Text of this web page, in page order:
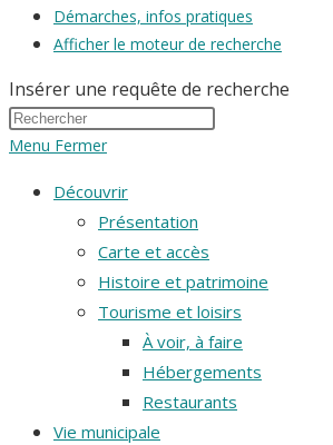
Démarches, infos pratiques
Afficher le moteur de recherche
Insérer une requête de recherche
Menu Fermer
Découvrir
Présentation
Carte et accès
Histoire et patrimoine
Tourisme et loisirs
À voir, à faire
Hébergements
Restaurants
Vie municipale